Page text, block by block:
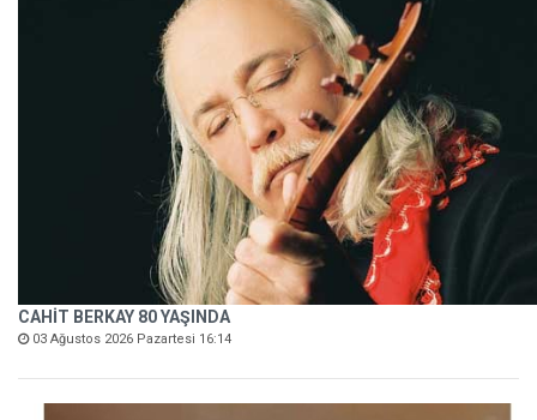
CAHİT BERKAY 80 YAŞINDA
03 Ağustos 2026 Pazartesi 16:14